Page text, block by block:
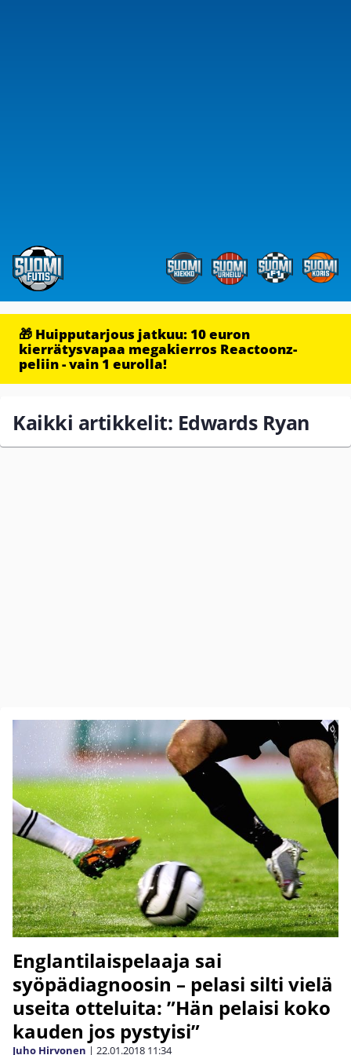
🎁 Huipputarjous jatkuu: 10 euron
kierrätysvapaa megakierros Reactoonz-
peliin - vain 1 eurolla!
Kaikki artikkelit: Edwards Ryan
Englantilaispelaaja sai
syöpädiagnoosin – pelasi silti vielä
useita otteluita: ”Hän pelaisi koko
kauden jos pystyisi”
Juho Hirvonen | 22.01.2018 11:34